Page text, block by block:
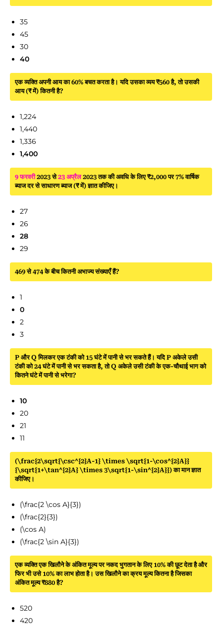
35
45
30
40
एक व्यक्ति अपनी आय का 60% बचत करता है। यदि उसका व्यय ₹560 है, तो उसकी
आय (₹ में) कितनी है?
1,224
1,440
1,336
1,400
9 फरवरी2023 से23 अप्रैल2023 तक की अवधि के लिए ₹2,000 पर 7% वार्षिक
ब्याज दर से साधारण ब्याज (₹ में) ज्ञात कीजिए।
27
26
28
29
469 से 474 के बीच कितनी अभाज्य संख्याएँ हैं?
1
0
2
3
P और Q मिलकर एक टंकी को 15 घंटे में पानी से भर सकते हैं। यदि P अकेले उसी
टंकी को 24 घंटे में पानी से भर सकता है, तो Q अकेले उसी टंकी के एक-चौथाई भाग को
कितने घंटे में पानी से भरेगा?
10
20
21
11
(\frac{2\sqrt{\csc^{2}A-1} \times \sqrt{1-\cos^{2}A}}
{\sqrt{1+\tan^{2}A} \times 3\sqrt{1-\sin^{2}A}}) का मान ज्ञात
कीजिए।
(\frac{2 \cos A}{3})
(\frac{2}{3})
(\cos A)
(\frac{2 \sin A}{3})
एक व्यक्ति एक खिलौने के अंकित मूल्य पर नकद भुगतान के लिए 10% की छूट देता है और
फिर भी उसे 10% का लाभ होता है। उस खिलौने का क्रय मूल्य कितना है जिसका
अंकित मूल्य ₹880 है?
520
420